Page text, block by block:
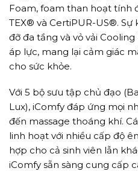
Foam, foam than hoạt tính
TEX® và CertiPUR-US®.
đỡ đa tầng và vỏ vải
áp lực, mang lại cảm giác
cho sức khỏe.
Với 5 bộ sưu tập chủ đạo
Lux), iComfy đáp ứng mọi
đến massage thoáng khí.
linh hoạt với nhiều cấp độ
hợp cho cả sinh viên lẫn
iComfy sẵn sàng cung cấp